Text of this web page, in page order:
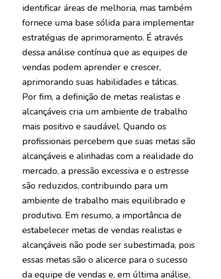
identificar áreas de melhoria, mas também
fornece uma base sólida para implementar
estratégias de aprimoramento. É através
dessa análise contínua que as equipes de
vendas podem aprender e crescer,
aprimorando suas habilidades e táticas.
Por fim, a definição de metas realistas e
alcançáveis cria um ambiente de trabalho
mais positivo e saudável. Quando os
profissionais percebem que suas metas são
alcançáveis e alinhadas com a realidade do
mercado, a pressão excessiva e o estresse
são reduzidos, contribuindo para um
ambiente de trabalho mais equilibrado e
produtivo. Em resumo, a importância de
estabelecer metas de vendas realistas e
alcançáveis não pode ser subestimada, pois
essas metas são o alicerce para o sucesso
da equipe de vendas e, em última análise,